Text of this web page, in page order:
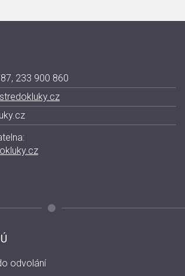
233 900 860
odvolání